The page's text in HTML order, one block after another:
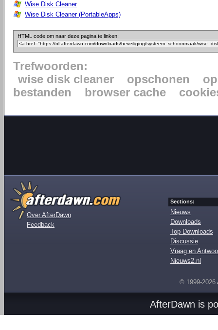
Wise Disk Cleaner
Wise Disk Cleaner (PortableApps)
HTML code om naar deze pagina te linken:
Trefwoorden:
wise disk cleaner
opschonen
bestanden
browser cache
Over AfterDawn
Feedback
Sections:
Nieuws
Downloads
Top Downloads
Discussie
Vraag en
Nieuws2.nl
© 1999-2026
AfterDawn is